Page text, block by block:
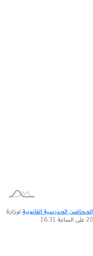
المدرسية القانونية لوزارة